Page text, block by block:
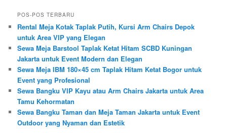
POS-POS TERBARU
Rental Meja Kotak Taplak Putih, Kursi Arm Chairs Depok
untuk Area VIP yang Elegan
Sewa Meja Barstool Taplak Ketat Hitam SCBD Kuningan
Jakarta untuk Event Modern dan Elegan
Sewa Meja IBM 180×45 cm Taplak Hitam Ketat Bogor untuk
Event yang Profesional
Sewa Bangku VIP Kayu atau Arm Chairs Jakarta untuk Area
Tamu Kehormatan
Sewa Bangku Taman dan Meja Taman Jakarta untuk Event
Outdoor yang Nyaman dan Estetik